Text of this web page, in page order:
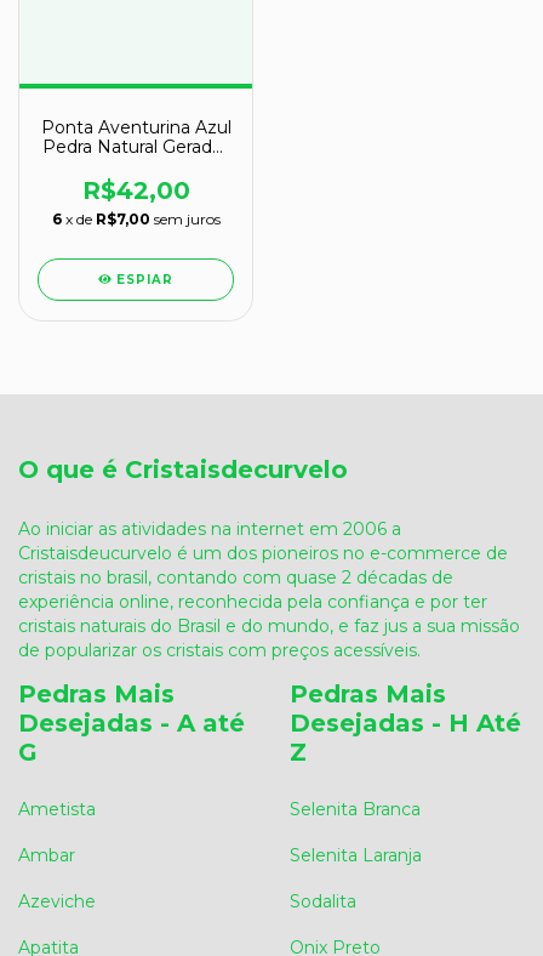
Ponta Aventurina Azul
Pedra Natural Gerador
R$42,00
6 x de R$7,00 sem juros
ESPIAR
O que é Cristaisdecurvelo
Ao iniciar as atividades na internet em 2006 a
Cristaisdeucurvelo é um dos pioneiros no e-commerce de
cristais no brasil, contando com quase 2 décadas de
experiência online, reconhecida pela confiança e por ter
cristais naturais do Brasil e do mundo, e faz jus a sua missão
de popularizar os cristais com preços acessíveis.
Pedras Mais
Desejadas - A até
G
Ametista
Ambar
Azeviche
Apatita
Pedras Mais
Desejadas - H Até
Z
Selenita Branca
Selenita Laranja
Sodalita
Onix Preto